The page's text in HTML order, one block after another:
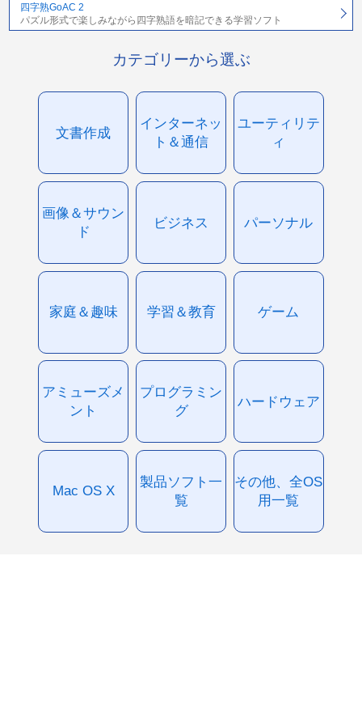
四字熟GoAC 2
パズル形式で楽しみながら四字熟語を暗記できる学習ソフト
カテゴリーから選ぶ
文書作成
インターネッ
ト＆通信
ユーティリテ
ィ
画像＆サウン
ド
ビジネス パーソナル
家庭＆趣味 学習＆教育 ゲーム
アミューズメ
ント
プログラミン
グ
ハードウェア
Mac OS X
製品ソフト一
覧
その他、全OS
用一覧